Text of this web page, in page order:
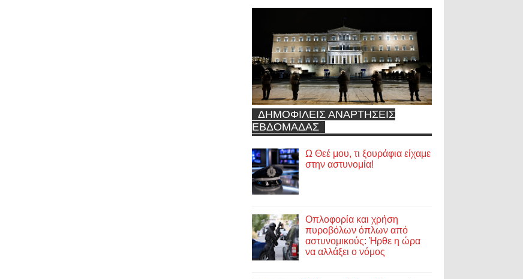
ΔΗΜΟΦΙΛΕΙΣ ΑΝΑΡΤΗΣΕΙΣ
ΕΒΔΟΜΑΔΑΣ
Ω Θεέ μου, τι ξουράφια είχαμε
στην αστυνομία!
Οπλοφορία και χρήση
πυροβόλων όπλων από
αστυνομικούς: Ήρθε η ώρα
να αλλάξει ο νόμος